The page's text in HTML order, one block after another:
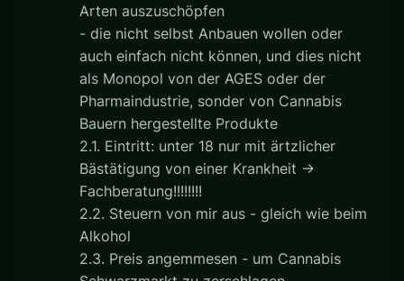
Arten auszuschöpfen
- die nicht selbst Anbauen wollen oder
auch einfach nicht können, und dies nicht
als Monopol von der AGES oder der
Pharmaindustrie, sonder von Cannabis
Bauern hergestellte Produkte
2.1. Eintritt: unter 18 nur mit ärtzlicher
Bästätigung von einer Krankheit ->
Fachberatung!!!!!!!!
2.2. Steuern von mir aus - gleich wie beim
Alkohol
2.3. Preis angemmesen - um Cannabis